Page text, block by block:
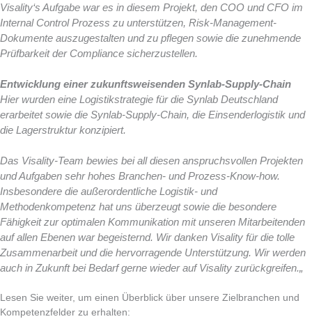
Visality‘s Aufgabe war es in diesem Projekt, den COO und CFO im
Internal Control Prozess zu unterstützen, Risk-Management-
Dokumente auszugestalten und zu pflegen sowie die zunehmende
Prüfbarkeit der Compliance sicherzustellen.
Entwicklung einer zukunftsweisenden Synlab-Supply-Chain
Hier wurden eine Logistikstrategie für die Synlab Deutschland
erarbeitet sowie die Synlab-Supply-Chain, die Einsenderlogistik und
die Lagerstruktur konzipiert.
Das Visality-Team bewies bei all diesen anspruchsvollen Projekten
und Aufgaben sehr hohes Branchen- und Prozess-Know-how.
Insbesondere die außerordentliche Logistik- und
Methodenkompetenz hat uns überzeugt sowie die besondere
Fähigkeit zur optimalen Kommunikation mit unseren Mitarbeitenden
auf allen Ebenen war begeisternd. Wir danken Visality für die tolle
Zusammenarbeit und die hervorragende Unterstützung. Wir werden
auch in Zukunft bei Bedarf gerne wieder auf Visality zurückgreifen.„
Lesen Sie weiter, um einen Überblick über unsere Zielbranchen und
Kompetenzfelder zu erhalten: